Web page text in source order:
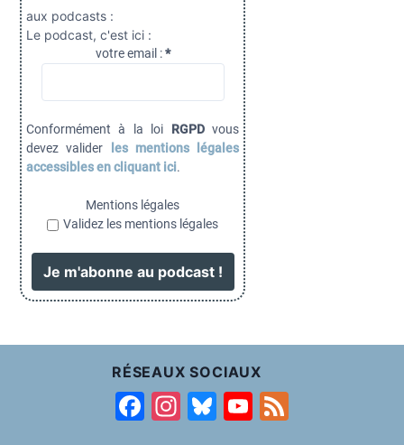
aux podcasts :
Le podcast, c'est ici :
votre email :*
Conformément à la loi RGPDvous
devez valider
les mentions légales
accessibles en cliquant ici.
Mentions légales
Validez les mentions légales
RÉSEAUX SOCIAUX
F
In Bl Y